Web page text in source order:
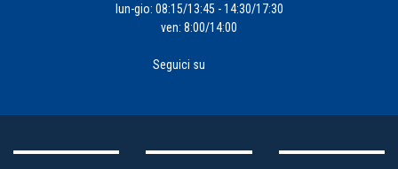
lun-gio: 08:15/13:45 - 14:30/17:30
ven: 8:00/14:00
Seguici su